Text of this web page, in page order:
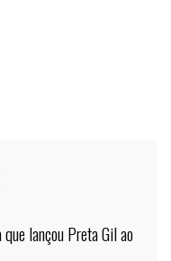
que lançou Preta Gil ao